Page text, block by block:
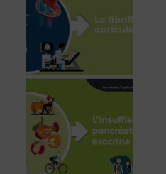
Fibrillation
auriculaire